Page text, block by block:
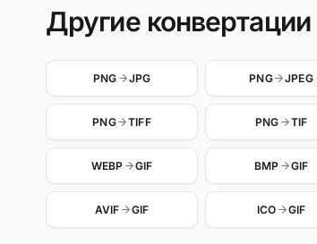
Другие конвертации
PNG JPG PNG JPEG
PNG TIFF PNG TIF
WEBP GIF BMP GIF
AVIF GIF ICO GIF